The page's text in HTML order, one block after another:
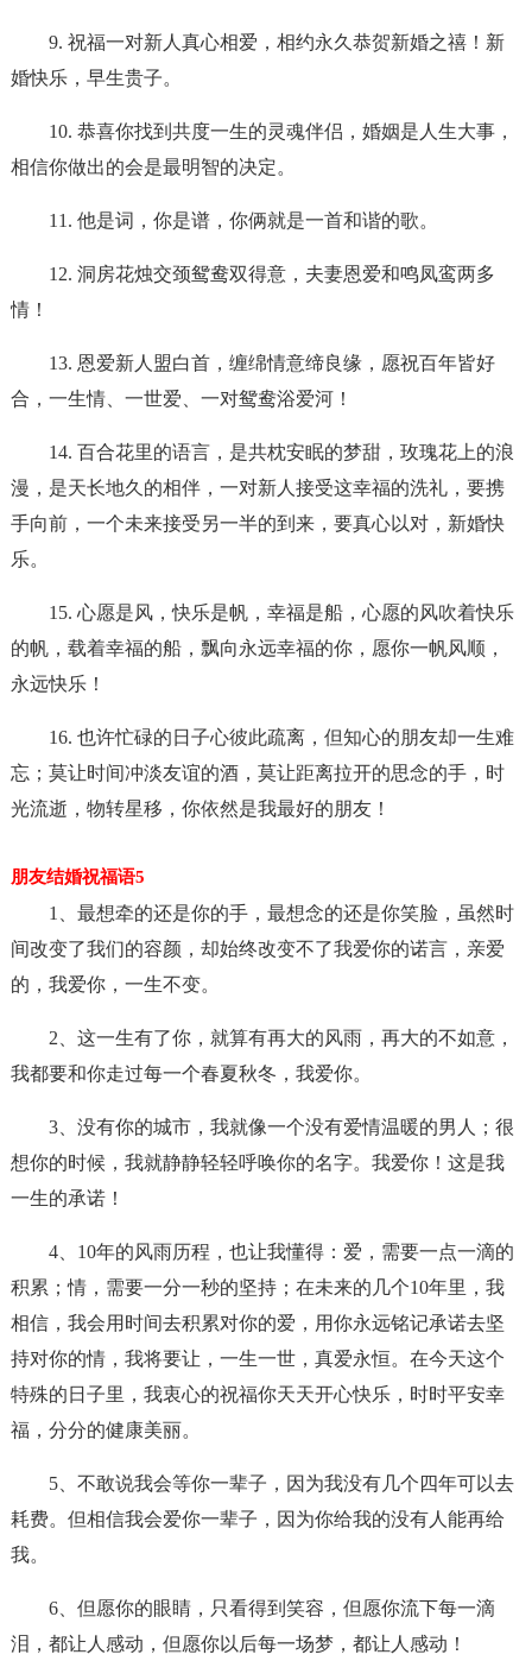
9. 祝福一对新人真心相爱，相约永久恭贺新婚之禧！新
婚快乐，早生贵子。
10. 恭喜你找到共度一生的灵魂伴侣，婚姻是人生大事，
相信你做出的会是最明智的决定。
11. 他是词，你是谱，你俩就是一首和谐的歌。
12. 洞房花烛交颈鸳鸯双得意，夫妻恩爱和鸣凤鸾两多
情！
13. 恩爱新人盟白首，缠绵情意缔良缘，愿祝百年皆好
合，一生情、一世爱、一对鸳鸯浴爱河！
14. 百合花里的语言，是共枕安眠的梦甜，玫瑰花上的浪
漫，是天长地久的相伴，一对新人接受这幸福的洗礼，要携
手向前，一个未来接受另一半的到来，要真心以对，新婚快
乐。
15. 心愿是风，快乐是帆，幸福是船，心愿的风吹着快乐
的帆，载着幸福的船，飘向永远幸福的你，愿你一帆风顺，
永远快乐！
16. 也许忙碌的日子心彼此疏离，但知心的朋友却一生难
忘；莫让时间冲淡友谊的酒，莫让距离拉开的思念的手，时
光流逝，物转星移，你依然是我最好的朋友！
朋友结婚祝福语5
1、最想牵的还是你的手，最想念的还是你笑脸，虽然时
间改变了我们的容颜，却始终改变不了我爱你的诺言，亲爱
的，我爱你，一生不变。
2、这一生有了你，就算有再大的风雨，再大的不如意，
我都要和你走过每一个春夏秋冬，我爱你。
3、没有你的城市，我就像一个没有爱情温暖的男人；很
想你的时候，我就静静轻轻呼唤你的名字。我爱你！这是我
一生的承诺！
4、10年的风雨历程，也让我懂得：爱，需要一点一滴的
积累；情，需要一分一秒的坚持；在未来的几个10年里，我
相信，我会用时间去积累对你的爱，用你永远铭记承诺去坚
持对你的情，我将要让，一生一世，真爱永恒。在今天这个
特殊的日子里，我衷心的祝福你天天开心快乐，时时平安幸
福，分分的健康美丽。
5、不敢说我会等你一辈子，因为我没有几个四年可以去
耗费。但相信我会爱你一辈子，因为你给我的没有人能再给
我。
6、但愿你的眼睛，只看得到笑容，但愿你流下每一滴
泪，都让人感动，但愿你以后每一场梦，都让人感动！